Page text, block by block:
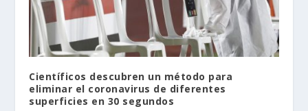
Científicos descubren un método para
eliminar el coronavirus de diferentes
superficies en 30 segundos